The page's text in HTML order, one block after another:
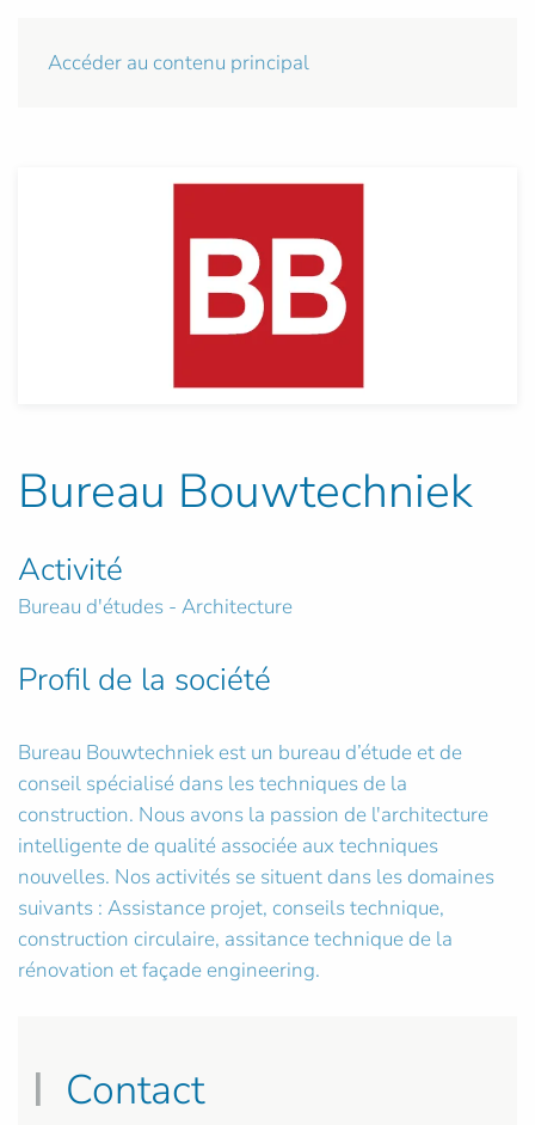
Accéder au contenu principal
Bureau Bouwtechniek
Activité
Bureau d'études - Architecture
Profil de la société
Bureau Bouwtechniek est un bureau d’étude et de
conseil spécialisé dans les techniques de la
construction. Nous avons la passion de l'architecture
intelligente de qualité associée aux techniques
nouvelles. Nos activités se situent dans les domaines
suivants : Assistance projet, conseils technique,
construction circulaire, assitance technique de la
rénovation et façade engineering.
Contact